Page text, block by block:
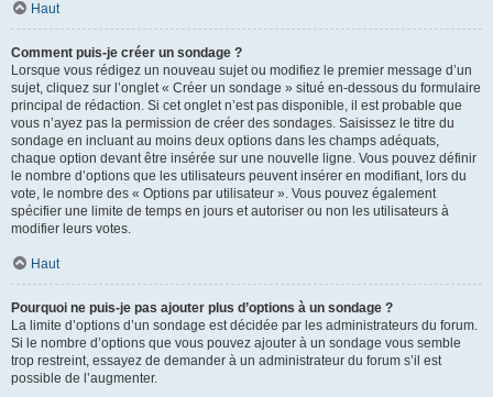
Haut
Comment puis-je créer un sondage ?
Lorsque vous rédigez un nouveau sujet ou modifiez le premier message d’un
sujet, cliquez sur l’onglet « Créer un sondage » situé en-dessous du formulaire
principal de rédaction. Si cet onglet n’est pas disponible, il est probable que
vous n’ayez pas la permission de créer des sondages. Saisissez le titre du
sondage en incluant au moins deux options dans les champs adéquats,
chaque option devant être insérée sur une nouvelle ligne. Vous pouvez définir
le nombre d’options que les utilisateurs peuvent insérer en modifiant, lors du
vote, le nombre des « Options par utilisateur ». Vous pouvez également
spécifier une limite de temps en jours et autoriser ou non les utilisateurs à
modifier leurs votes.
Haut
Pourquoi ne puis-je pas ajouter plus d’options à un sondage ?
La limite d’options d’un sondage est décidée par les administrateurs du forum.
Si le nombre d’options que vous pouvez ajouter à un sondage vous semble
trop restreint, essayez de demander à un administrateur du forum s’il est
possible de l’augmenter.